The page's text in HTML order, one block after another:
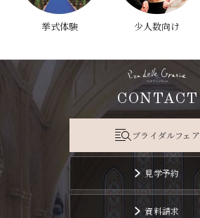
挙式体験 少人数向け
CONTACT
ブライダルフェア
見学予約
資料請求